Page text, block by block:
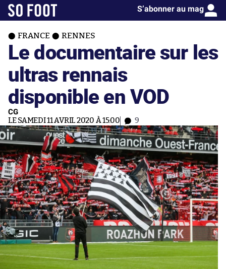
S’abonner au mag
FRANCE RENNES
Le documentaire sur les
ultras rennais
disponible en VOD
CG
LE SAMEDI 11 AVRIL 2020 À 15:00 9